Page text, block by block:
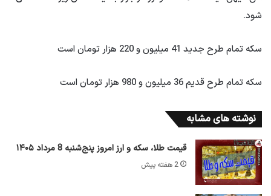
شود.
سکه تمام طرح جدید 41 میلیون و 220 هزار تومان است
سکه تمام طرح قدیم 36 میلیون و 980 هزار تومان است
نوشته های مشابه
قیمت طلا، سکه و ارز امروز پنج‌شنبه 8 مرداد ۱۴۰۵
2 هفته پیش